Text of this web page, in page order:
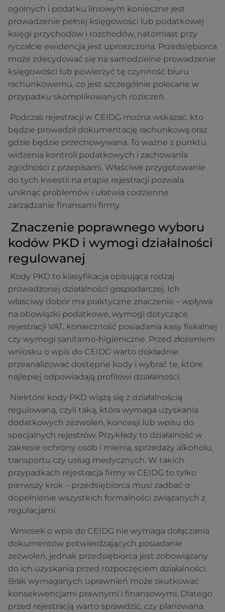
ogólnych i podatku liniowym konieczne jest
prowadzenie pełnej księgowości lub podatkowej
księgi przychodów i rozchodów, natomiast przy
ryczałcie ewidencja jest uproszczona. Przedsiębiorca
może zdecydować się na samodzielne prowadzenie
księgowości lub powierzyć tę czynność biuru
rachunkowemu, co jest szczególnie polecane w
przypadku skomplikowanych rozliczeń.
Podczas rejestracji w CEIDG można wskazać, kto
będzie prowadził dokumentację rachunkową oraz
gdzie będzie przechowywana. To ważne z punktu
widzenia kontroli podatkowych i zachowania
zgodności z przepisami. Właściwe przygotowanie
do tych kwestii na etapie rejestracji pozwala
uniknąć problemów i ułatwia codzienne
zarządzanie finansami firmy.
Znaczenie poprawnego wyboru
kodów PKD i wymogi działalności
regulowanej
Kody PKD to klasyfikacja opisująca rodzaj
prowadzonej działalności gospodarczej. Ich
właściwy dobór ma praktyczne znaczenie – wpływa
na obowiązki podatkowe, wymogi dotyczące
rejestracji VAT, konieczność posiadania kasy fiskalnej
czy wymogi sanitarno-higieniczne. Przed złożeniem
wniosku o wpis do CEIDG warto dokładnie
przeanalizować dostępne kody i wybrać te, które
najlepiej odpowiadają profilowi działalności.
Niektóre kody PKD wiążą się z działalnością
regulowaną, czyli taką, która wymaga uzyskania
dodatkowych zezwoleń, koncesji lub wpisu do
specjalnych rejestrów. Przykłady to działalność w
zakresie ochrony osób i mienia, sprzedaży alkoholu,
transportu czy usług medycznych. W takich
przypadkach rejestracja firmy w CEIDG to tylko
pierwszy krok – przedsiębiorca musi zadbać o
dopełnienie wszystkich formalności związanych z
regulacjami.
Wniosek o wpis do CEIDG nie wymaga dołączania
dokumentów potwierdzających posiadanie
zezwoleń, jednak przedsiębiorca jest zobowiązany
do ich uzyskania przed rozpoczęciem działalności.
Brak wymaganych uprawnień może skutkować
konsekwencjami prawnymi i finansowymi. Dlatego
przed rejestracją warto sprawdzić, czy planowana